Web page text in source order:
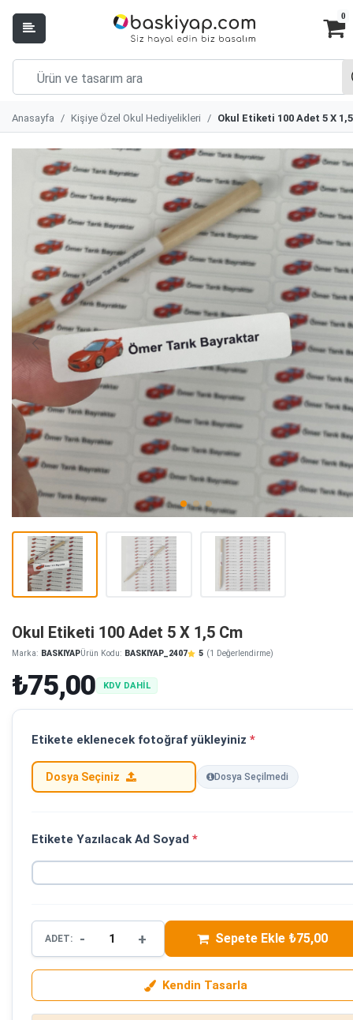
0
Anasayfa Kişiye Özel Okul Hediyelikleri Okul Etiketi 100 Adet 5 X
Okul Etiketi 100 Adet 5 X 1,5 Cm
Marka: BASKIYAPÜrün Kodu: BASKIYAP_2407 5 (1 Değerlendirme)
₺75,00 KDV DAHİL
Etikete eklenecek fotoğraf yükleyiniz *
Dosya Seçiniz Dosya Seçilmedi
Etikete Yazılacak Ad Soyad *
ADET: - + Sepete Ekle ₺75,00
Kendin Tasarla